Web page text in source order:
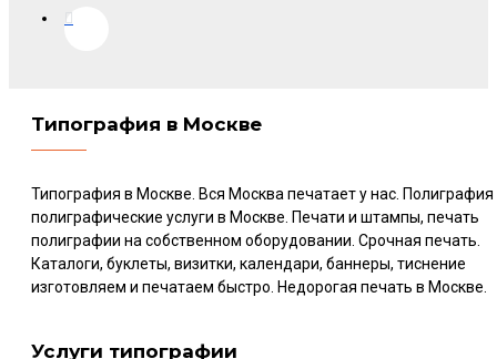
Типография в Москве
Типография в Москве. Вся Москва печатает у нас. Полиграфия
полиграфические услуги в Москве. Печати и штампы, печать
полиграфии на собственном оборудовании. Срочная печать.
Каталоги, буклеты, визитки, календари, баннеры, тиснение
изготовляем и печатаем быстро. Недорогая печать в Москве.
Услуги типографии